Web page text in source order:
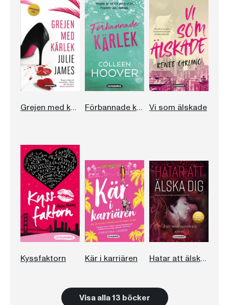
Grejen med kärlek Förbannade kärlek Vi som älskade
Kyssfaktorn Kär i karriären Hatar att älska dig
Visa alla 13 böcker